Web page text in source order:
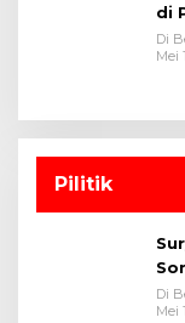
di
Di
Mei
Pilitik
Di
Mei